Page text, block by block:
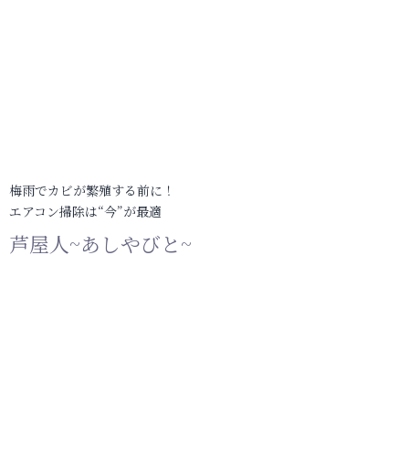
梅雨でカビが繁殖する前に！
エアコン掃除は“今”が最適
芦屋人~あしやびと~